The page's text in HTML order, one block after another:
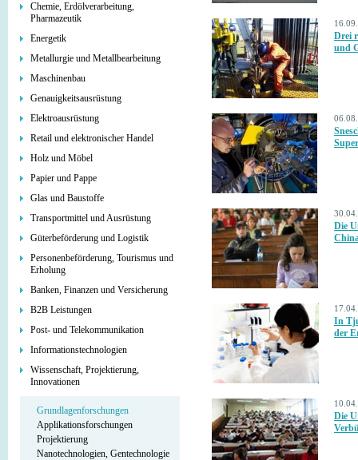
Chemie, Erdölverarbeitung,
Pharmazeutik
Energetik
Metallurgie und Metallbearbeitung
Maschinenbau
Genauigkeitsausrüstung
Elektroausrüstung
Retail und elektronischer Handel
Holz und Möbel
Papier und Pappe
Glas und Baustoffe
Transportmittel und Ausrüstung
Güterbeförderung und Logistik
Personenbeförderung, Tourismus und
Erholung
Banken, Finanzen und Versicherung
B2B Leistungen
Post- und Telekommunikation
Informationstechnologien
Wissenschaft, Projektierung,
Innovationen
Grundlagenforschungen
Applikationsforschungen
Projektierung
Nanotechnologien, Gentechnologie
Drei
und
Die
In
der
Die